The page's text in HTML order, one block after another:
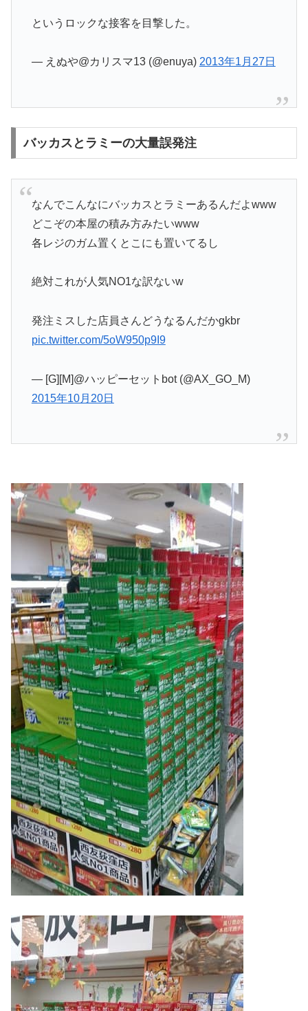
というロックな接客を目撃した。
— えぬや@カリスマ13 (@enuya) 2013年1月27日
バッカスとラミーの大量誤発注
なんでこんなにバッカスとラミーあるんだよwww
どこぞの本屋の積み方みたいwww
各レジのガム置くとこにも置いてるし
絶対これが人気NO1な訳ないw
発注ミスした店員さんどうなるんだかgkbr
pic.twitter.com/5oW950p9I9
— [G][M]@ハッピーセットbot (@AX_GO_M)
2015年10月20日